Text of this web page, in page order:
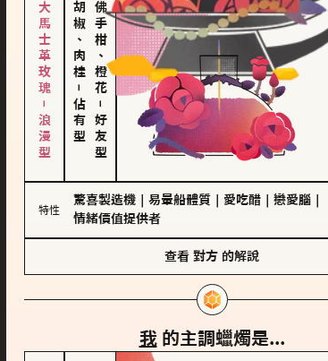
大馬士革玫瑰－浪漫型 胡椒、肉桂
－
佔有型
佛手柑、橙花
－
好友型
特性
驚喜製造機 易暈船體質 愛吃醋 戀愛腦
情緒價值提供者
查看 對方 的解說
我 的主調蠟燭是...